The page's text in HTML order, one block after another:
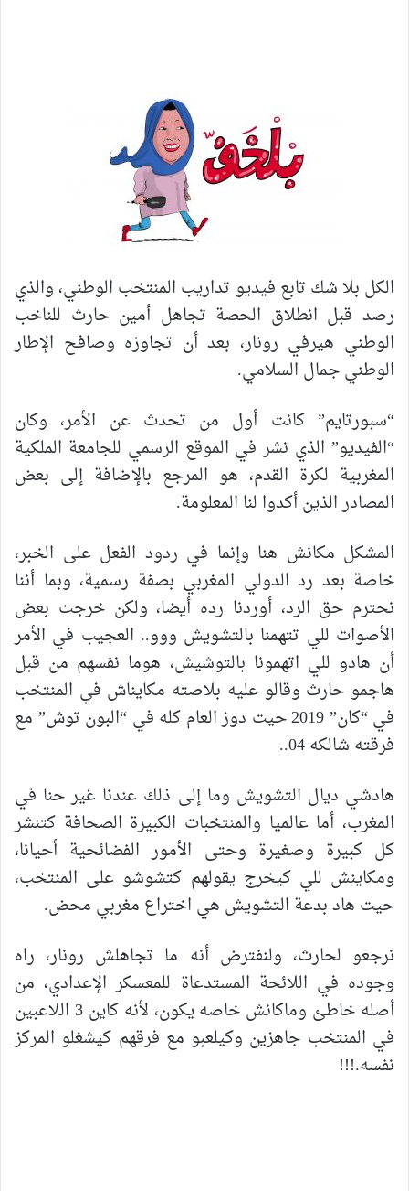
الكل بلا شك تابع فيديو تداريب المنتخب الوطني، والذي
رصد قبل انطلاق الحصة تجاهل أمين حارث للناخب
الوطني هيرفي رونار، بعد أن تجاوزه وصافح الإطار
الوطني جمال السلامي.
“سبورتايم” كانت أول من تحدث عن الأمر، وكان
“الفيديو” الذي نشر في الموقع الرسمي للجامعة الملكية
المغربية لكرة القدم، هو المرجع بالإضافة إلى بعض
المصادر الذين أكدوا لنا المعلومة.
المشكل مكانش هنا وإنما في ردود الفعل على الخبر،
خاصة بعد رد الدولي المغربي بصفة رسمية، وبما أننا
نحترم حق الرد، أوردنا رده أيضا، ولكن خرجت بعض
الأصوات للي تتهمنا بالتشويش ووو.. العجيب في الأمر
أن هادو للي اتهمونا بالتوشيش، هوما نفسهم من قبل
هاجمو حارث وقالو عليه بلاصته مكايناش في المنتخب
في “كان” 2019 حيت دوز العام كله في “البون توش” مع
فرقته شالكه 04..
هادشي ديال التشويش وما إلى ذلك عندنا غير حنا في
المغرب، أما عالميا والمنتخبات الكبيرة الصحافة كتنشر
كل كبيرة وصغيرة وحتى الأمور الفضائحية أحيانا،
ومكاينش للي كيخرج يقولهم كتشوشو على المنتخب،
حيت هاد بدعة التشويش هي اختراع مغربي محض.
نرجعو لحارث، ولنفترض أنه ما تجاهلش رونار، راه
وجوده في اللائحة المستدعاة للمعسكر الإعدادي، من
أصله خاطئ وماكانش خاصه يكون، لأنه كاين 3 اللاعبين
في المنتخب جاهزين وكيلعبو مع فرقهم كيشغلو المركز
نفسه.!!!